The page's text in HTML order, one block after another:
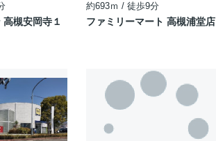
槻安岡寺１
約693ｍ / 徒歩9分
ファミリーマート 高槻浦堂店